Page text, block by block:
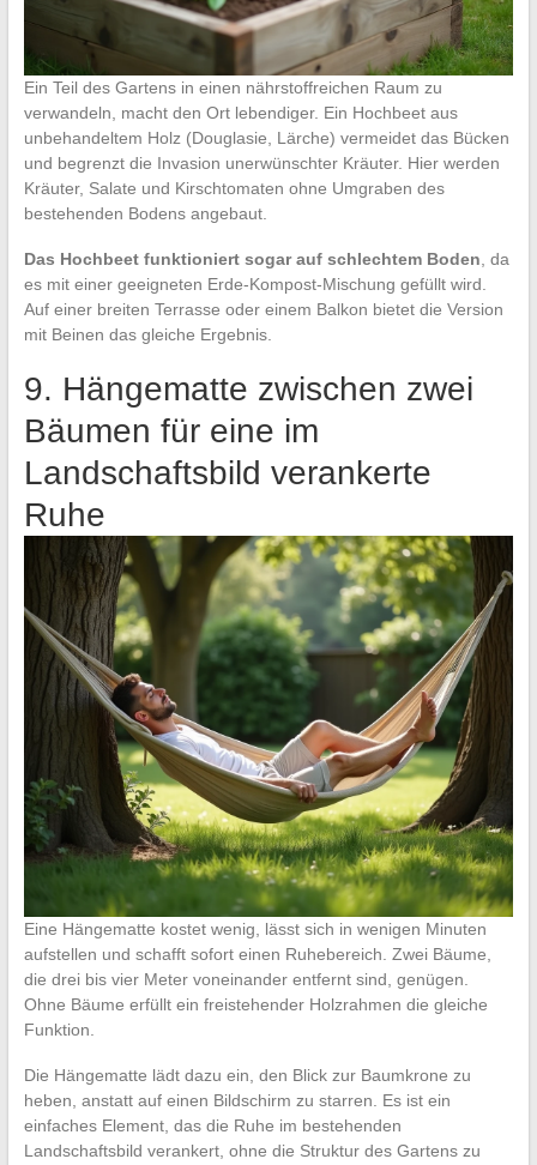
Ein Teil des Gartens in einen nährstoffreichen Raum zu
verwandeln, macht den Ort lebendiger. Ein Hochbeet aus
unbehandeltem Holz (Douglasie, Lärche) vermeidet das Bücken
und begrenzt die Invasion unerwünschter Kräuter. Hier werden
Kräuter, Salate und Kirschtomaten ohne Umgraben des
bestehenden Bodens angebaut.
Das Hochbeet funktioniert sogar auf schlechtem Boden, da
es mit einer geeigneten Erde-Kompost-Mischung gefüllt wird.
Auf einer breiten Terrasse oder einem Balkon bietet die Version
mit Beinen das gleiche Ergebnis.
9. Hängematte zwischen zwei
Bäumen für eine im
Landschaftsbild verankerte
Ruhe
Eine Hängematte kostet wenig, lässt sich in wenigen Minuten
aufstellen und schafft sofort einen Ruhebereich. Zwei Bäume,
die drei bis vier Meter voneinander entfernt sind, genügen.
Ohne Bäume erfüllt ein freistehender Holzrahmen die gleiche
Funktion.
Die Hängematte lädt dazu ein, den Blick zur Baumkrone zu
heben, anstatt auf einen Bildschirm zu starren. Es ist ein
einfaches Element, das die Ruhe im bestehenden
Landschaftsbild verankert, ohne die Struktur des Gartens zu